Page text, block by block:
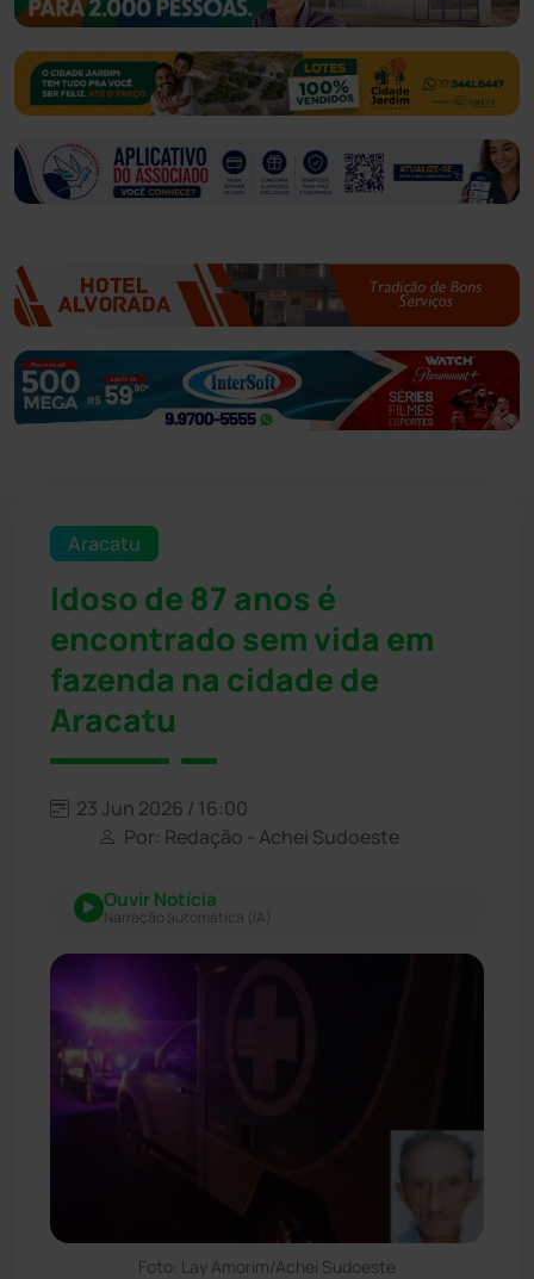
Aracatu
Idoso de 87 anos é
encontrado sem vida em
fazenda na cidade de
Aracatu
23 Jun 2026 / 16:00
Por: Redação - Achei Sudoeste
Ouvir Notícia
Narração automática (IA)
Foto: Lay Amorim/Achei Sudoeste